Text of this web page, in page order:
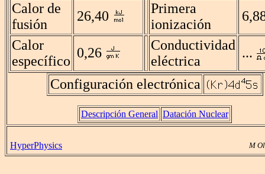
Calor de
fusión
26,40
Primera
ionización
Calor
específico
0,26
Conductividad
eléctrica
...
Configuración electrónica
Descripción General Datación Nuclear
HyperPhysics M